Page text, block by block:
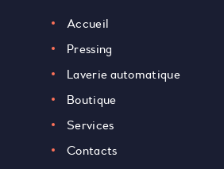
Accueil
Pressing
Laverie automatique
Boutique
Services
Contacts